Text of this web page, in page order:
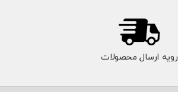
رویه ارسال محصولات